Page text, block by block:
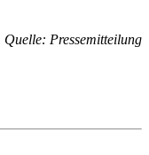
Quelle: Pressemitteilung